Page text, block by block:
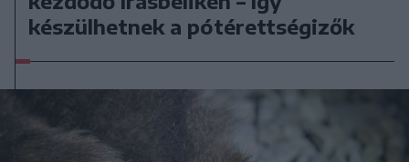
készülhetnek a pótérettségizők